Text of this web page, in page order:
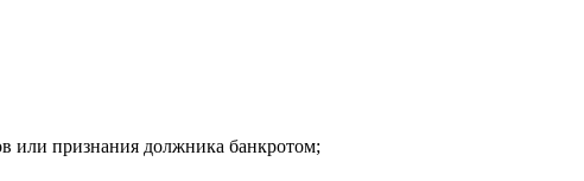
или признания должника банкротом;